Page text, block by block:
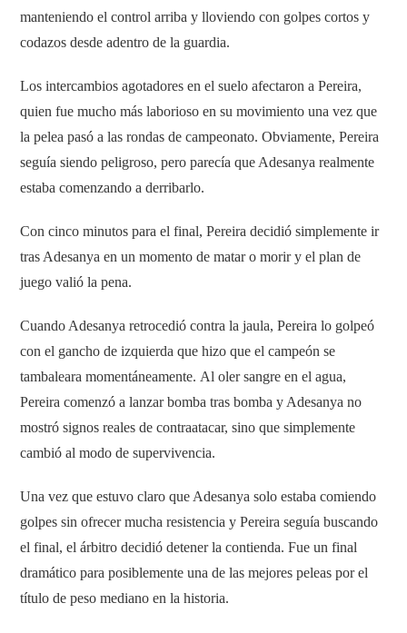
manteniendo el control arriba y lloviendo con golpes cortos y
codazos desde adentro de la guardia.
Los intercambios agotadores en el suelo afectaron a Pereira,
quien fue mucho más laborioso en su movimiento una vez que
la pelea pasó a las rondas de campeonato. Obviamente, Pereira
seguía siendo peligroso, pero parecía que Adesanya realmente
estaba comenzando a derribarlo.
Con cinco minutos para el final, Pereira decidió simplemente ir
tras Adesanya en un momento de matar o morir y el plan de
juego valió la pena.
Cuando Adesanya retrocedió contra la jaula, Pereira lo golpeó
con el gancho de izquierda que hizo que el campeón se
tambaleara momentáneamente. Al oler sangre en el agua,
Pereira comenzó a lanzar bomba tras bomba y Adesanya no
mostró signos reales de contraatacar, sino que simplemente
cambió al modo de supervivencia.
Una vez que estuvo claro que Adesanya solo estaba comiendo
golpes sin ofrecer mucha resistencia y Pereira seguía buscando
el final, el árbitro decidió detener la contienda. Fue un final
dramático para posiblemente una de las mejores peleas por el
título de peso mediano en la historia.